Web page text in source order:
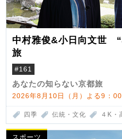
中村雅俊&小日向文世 “
旅
#161
あなたの知らない京都旅
2026年8月10日（月）よる9：
四季 伝統・文化 ４K・
スポーツ